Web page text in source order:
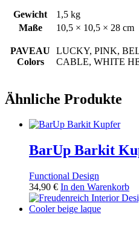
Gewicht
1,5 kg
Maße
10,5 × 10,5 × 28 cm
PAVEAU
Colors
LUCKY, PINK,
CABLE, WHITE
Ähnliche Produkte
BarUp Barkit
Functional Design
34,90 € In den Warenkorb